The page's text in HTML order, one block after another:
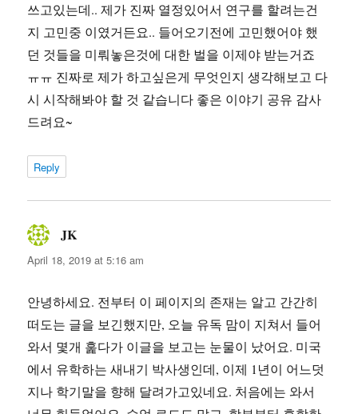
쓰고있는데.. 제가 진짜 열정있어서 연구를 할려는건
지 고민중 이였거든요.. 들어오기전에 고민했어야 했
던 것들을 미뤄놓은것에 대한 벌을 이제야 받는거죠
ㅠㅠ 진짜로 제가 하고싶은게 무엇인지 생각해보고 다
시 시작해봐야 할 것 같습니다 좋은 이야기 공유 감사
드려요~
Reply
JK
April 18, 2019 at 5:16 am
안녕하세요. 전부터 이 페이지의 존재는 알고 간간히
떠도는 글을 보긴했지만, 오늘 유독 맘이 지쳐서 들어
와서 몇개 훑다가 이글을 보고는 눈물이 났어요. 미국
에서 유학하는 새내기 박사생인데, 이제 1년이 어느덧
지나 학기말을 향해 달려가고있네요. 처음에는 와서